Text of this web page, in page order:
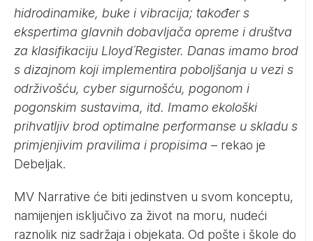
hidrodinamike, buke i vibracija; također s
ekspertima glavnih dobavljača opreme i društva
za klasifikaciju Lloyd´Register. Danas imamo brod
s dizajnom koji implementira poboljšanja u vezi s
održivošću, cyber sigurnošću, pogonom i
pogonskim sustavima, itd. Imamo ekološki
prihvatljiv brod optimalne performanse u skladu s
primjenjivim pravilima i propisima – rekao je
Debeljak.
MV Narrative će biti jedinstven u svom konceptu,
namijenjen isključivo za život na moru, nudeći
raznolik niz sadržaja i objekata. Od pošte i škole do